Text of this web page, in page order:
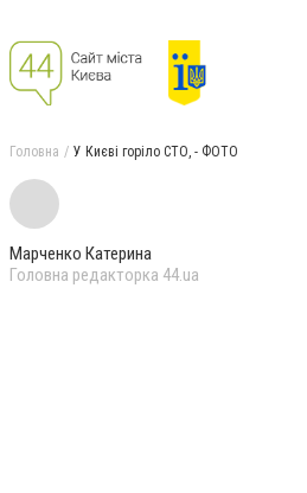
Головна У Києві горіло СТО, - ФОТО
Марченко Катерина
Головна редакторка 44.ua